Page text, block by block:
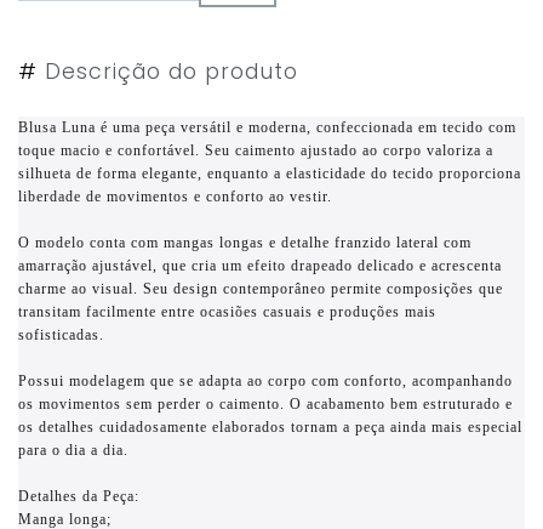
# Descrição do produto
Blusa Luna é uma peça versátil e moderna, confeccionada em tecido com
toque macio e confortável. Seu caimento ajustado ao corpo valoriza a
silhueta de forma elegante, enquanto a elasticidade do tecido proporciona
liberdade de movimentos e conforto ao vestir.
O modelo conta com mangas longas e detalhe franzido lateral com
amarração ajustável, que cria um efeito drapeado delicado e acrescenta
charme ao visual. Seu design contemporâneo permite composições que
transitam facilmente entre ocasiões casuais e produções mais
sofisticadas.
Possui modelagem que se adapta ao corpo com conforto, acompanhando
os movimentos sem perder o caimento. O acabamento bem estruturado e
os detalhes cuidadosamente elaborados tornam a peça ainda mais especial
para o dia a dia.
Detalhes da Peça:
Manga longa;